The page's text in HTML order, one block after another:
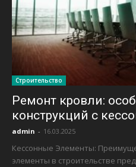
Строительство
Ремонт кровли:
конструкций с
admin - 16.03.2025
Кессонные Элементы:
элементы в строительстве